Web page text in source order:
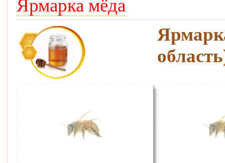
Ярмарка мёда